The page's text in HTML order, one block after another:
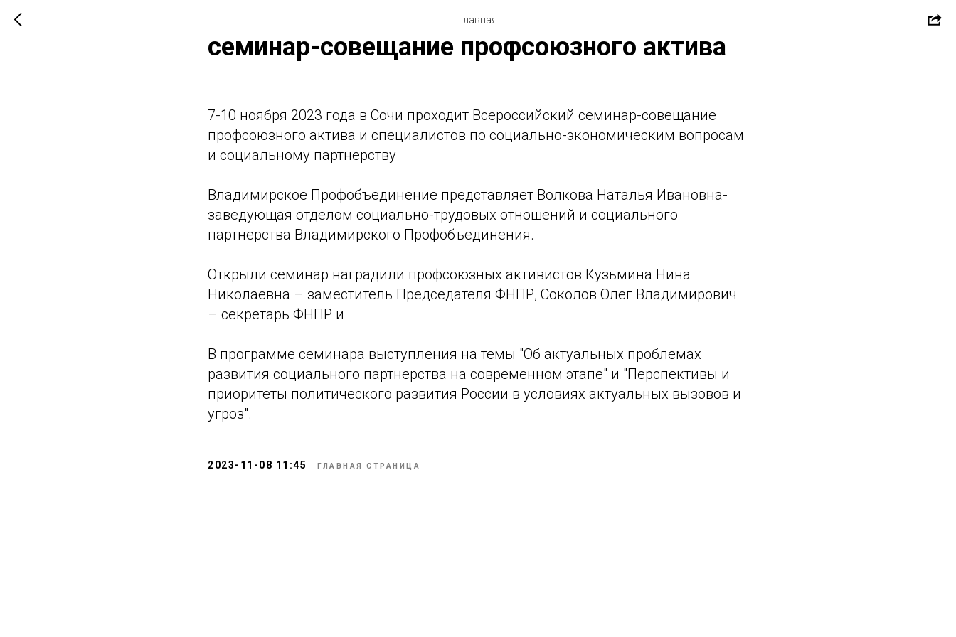
Главная
7-10 ноября в Сочи проходит Всероссийский
семинар-совещание профсоюзного актива
7-10 ноября 2023 года в Сочи проходит Всероссийский семинар-совещание
профсоюзного актива и специалистов по социально-экономическим вопросам
и социальному партнерству
Владимирское Профобъединение представляет Волкова Наталья Ивановна-
заведующая отделом социально-трудовых отношений и социального
партнерства Владимирского Профобъединения.
Открыли семинар наградили профсоюзных активистов Кузьмина Нина
Николаевна – заместитель Председателя ФНПР, Соколов Олег Владимирович
– секретарь ФНПР и
В программе семинара выступления на темы "Об актуальных проблемах
развития социального партнерства на современном этапе" и "Перспективы и
приоритеты политического развития России в условиях актуальных вызовов и
угроз".
2023-11-08 11:45 ГЛАВНАЯ СТРАНИЦА